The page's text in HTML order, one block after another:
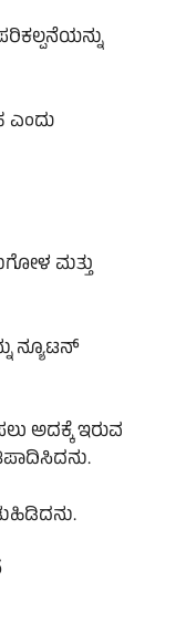
ಎಂದು
ಮತ್ತು
ನ್ಯೂಟನ್
ಅದಕ್ಕೆ ಇರುವ